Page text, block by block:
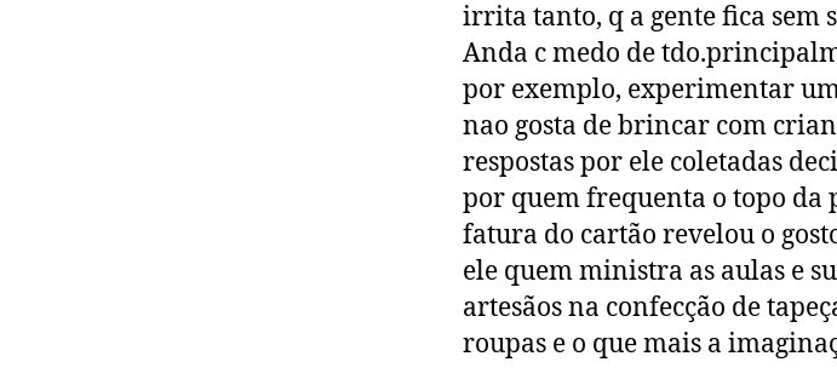
irrita tanto, q a gente fica sem
Anda c medo de
por exemplo, experimentar
nao gosta de brincar com
respostas por ele coletadas
por quem frequenta o topo da
fatura do cartão revelou o
ele quem ministra as aulas e
artesãos na confecção de
roupas e o que mais a